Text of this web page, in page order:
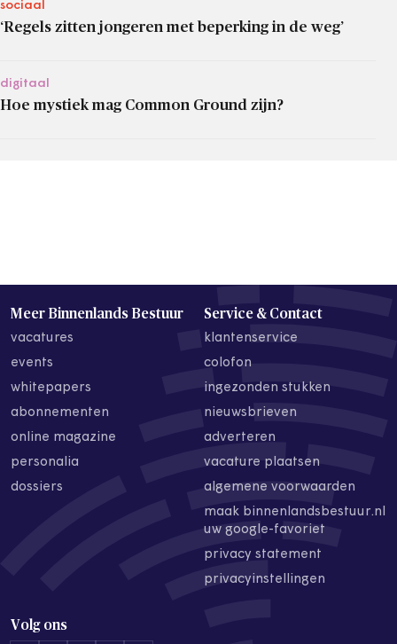
sociaal
‘Regels zitten jongeren met beperking in de weg’
digitaal
Hoe mystiek mag Common Ground zijn?
Meer Binnenlands Bestuur
vacatures
events
whitepapers
abonnementen
online magazine
personalia
dossiers
Service & Contact
klantenservice
colofon
ingezonden stukken
nieuwsbrieven
adverteren
vacature plaatsen
algemene voorwaarden
maak binnenlandsbestuur.nl
uw google-favoriet
privacy statement
privacyinstellingen
Volg ons